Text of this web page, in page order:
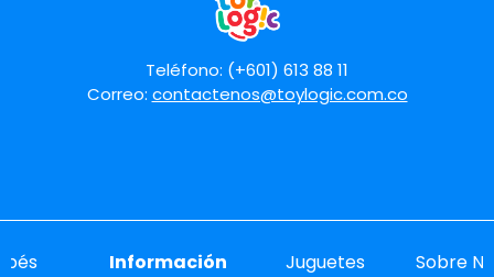
Teléfono: (+601) 613 88 11
Correo: contactenos@toylogic.com.co
Información Juguetes Sobre